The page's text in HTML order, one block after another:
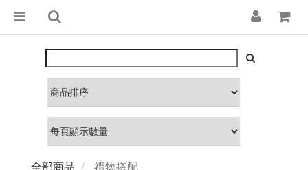
全部商品 禮物搭配